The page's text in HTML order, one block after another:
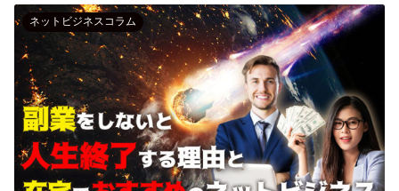
ネットビジネスコラム